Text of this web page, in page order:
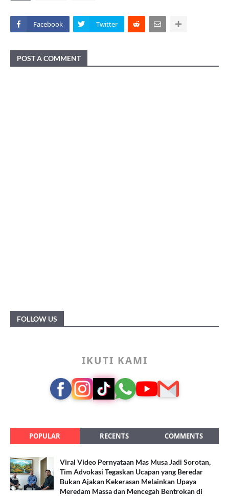
Facebook Twitter
POST A COMMENT
FOLLOW US
IKUTI KAMI
POPULAR RECENTS COMMENTS
Viral Video Pernyataan Mas Musa Jadi Sorotan,
Tim Advokasi Tegaskan Ucapan yang Beredar
Bukan Ajakan Kekerasan Melainkan Upaya
Meredam Massa dan Mencegah Bentrokan di